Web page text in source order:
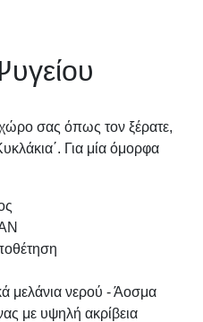
χώρο σας όπως τον ξέρατε,
Για μία όμορφα
μελάνια νερού - Άοσμα
με υψηλή ακρίβεια